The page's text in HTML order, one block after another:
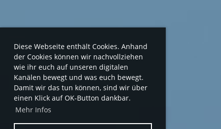
Diese Webseite enthält Cookies. Anhand
der Cookies können wir nachvollziehen
wie ihr euch auf unseren digitalen
Kanälen bewegt und was euch bewegt.
Damit wir das tun können, sind wir über
einen Klick auf OK-Button dankbar.
Mehr Infos